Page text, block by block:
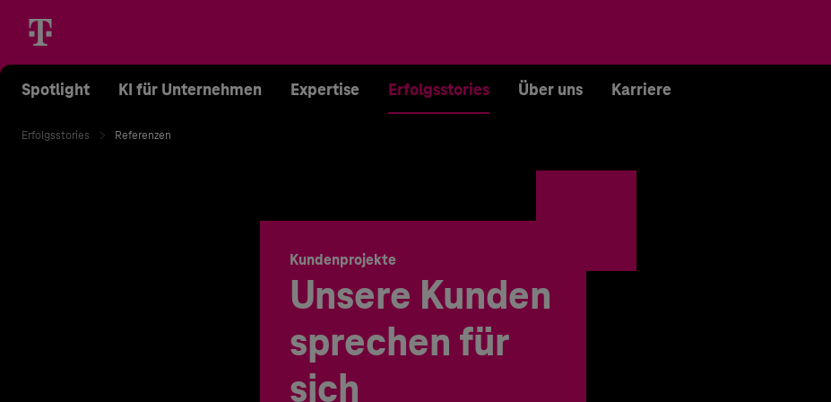
Spotlight KI für Unternehmen Expertise Erfolgsstories Über uns Karriere
Erfolgsstories Referenzen
Kundenprojekte
Unsere Kunden
sprechen für
sich